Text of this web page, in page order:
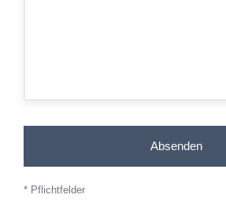
Absenden
* Pflichtfelder